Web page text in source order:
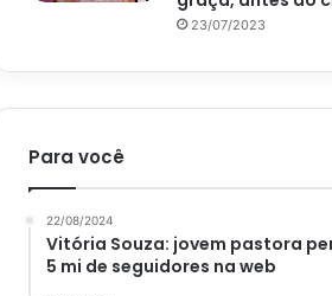
23/07/2023
Para você
22/08/2024
Vitória Souza: jovem pastora
5 mi de seguidores na web